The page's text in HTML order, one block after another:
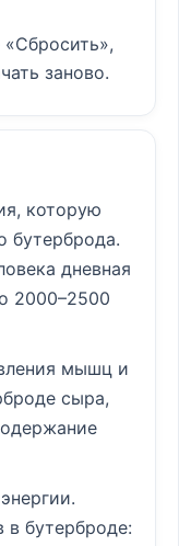
заново.
которую
бутерброда.
дневная
2000–2500
мышц и
сыра,
бутерброде: